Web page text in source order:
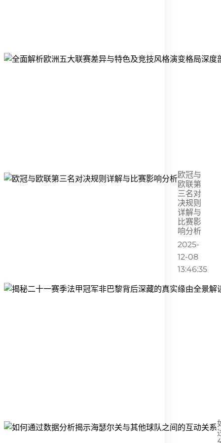
欧冠与
欧联第
三名对
决规则
详解与
比赛影
响分析
2025-
12-08
13:46:35